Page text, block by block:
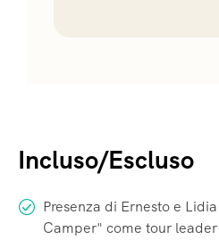
Incluso/Escluso
Presenza di Ernesto e
Camper" come tour leader